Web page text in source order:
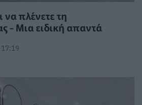
να πλένετε τη
- Μια ειδική απαντά